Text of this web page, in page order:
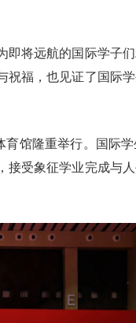
即将远航的国际学子
祝福，也见证了国际
馆隆重举行。国际
受象征学业完成与人